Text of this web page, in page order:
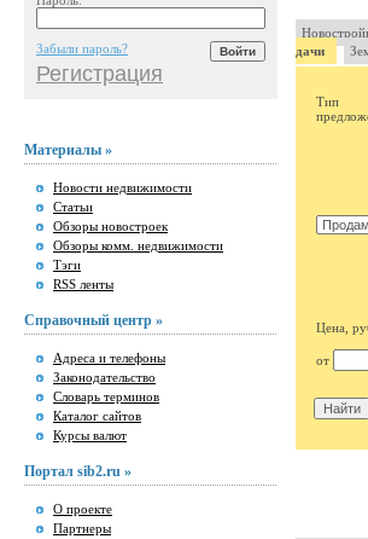
Забыли пароль?
Регистрация
Материалы »
Новости недвижимости
Статьи
Обзоры новостроек
Обзоры комм. недвижимости
Тэги
RSS ленты
Справочный центр »
Адреса и телефоны
Законодательство
Словарь терминов
Каталог сайтов
Курсы валют
Портал sib2.ru »
О проекте
Партнеры
дачи
Тип
Цена,
от